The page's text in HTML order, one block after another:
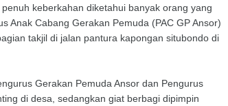
keberkahan diketahui banyak orang yang
Anak Cabang Gerakan Pemuda (PAC GP Ansor)
takjil di jalan pantura kapongan situbondo di
Gerakan Pemuda Ansor dan Pengurus
di desa, sedangkan giat berbagi dipimpin